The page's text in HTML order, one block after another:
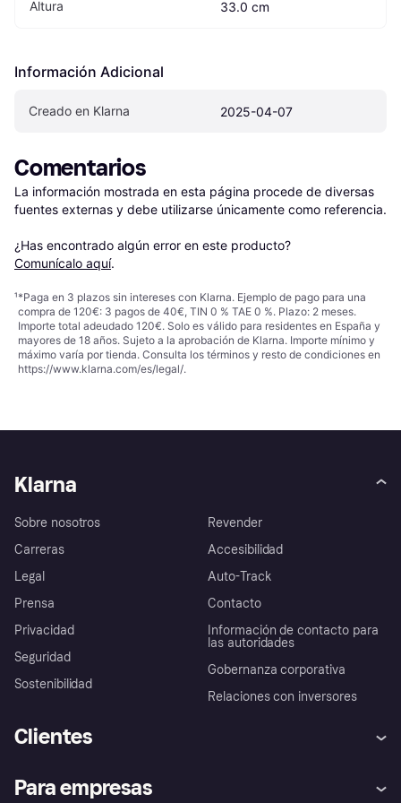
Altura 33.0 cm
Información Adicional
Creado en Klarna 2025-04-07
Comentarios
La información mostrada en esta página procede de diversas
fuentes externas y debe utilizarse únicamente como referencia.
¿Has encontrado algún error en este producto?
Comunícalo aquí.
¹*Paga en 3 plazos sin intereses con Klarna. Ejemplo de pago para una
compra de 120€: 3 pagos de 40€, TIN 0 % TAE 0 %. Plazo: 2 meses.
Importe total adeudado 120€. Solo es válido para residentes en España y
mayores de 18 años. Sujeto a la aprobación de Klarna. Importe mínimo y
máximo varía por tienda. Consulta los términos y resto de condiciones en
https://www.klarna.com/es/legal/.
Klarna
Sobre nosotros
Carreras
Legal
Prensa
Privacidad
Seguridad
Sostenibilidad
Revender
Accesibilidad
Auto-Track
Contacto
Información de contacto para
las autoridades
Gobernanza corporativa
Relaciones con inversores
Clientes
Para empresas